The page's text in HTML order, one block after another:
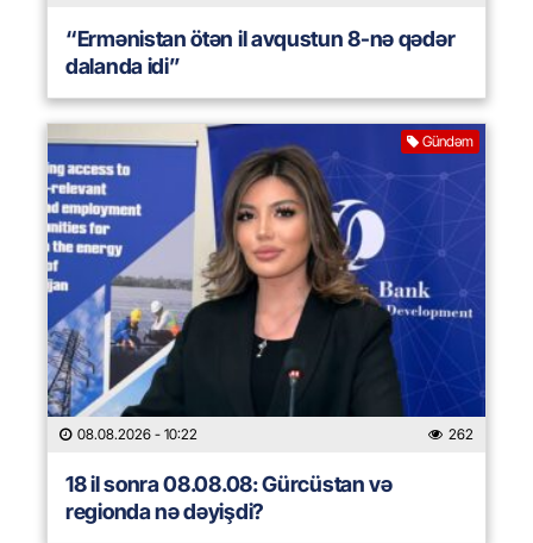
“Ermənistan ötən il avqustun 8-nə qədər
dalanda idi”
Gündəm
08.08.2026 - 10:22 262
18 il sonra 08.08.08: Gürcüstan və
regionda nə dəyişdi?